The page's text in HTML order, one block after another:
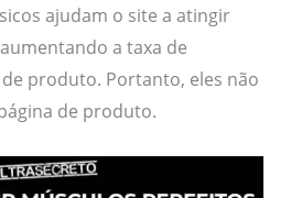
ajudam o site a atingir
a taxa de
produto. Portanto, eles não
de produto.